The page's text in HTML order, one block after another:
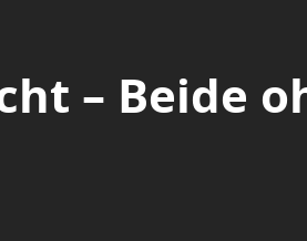
– Beide